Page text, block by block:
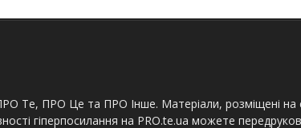
Те, ПРО Це та ПРО Інше. Матеріали, розміщені на
гіперпосилання на PRO.te.ua можете